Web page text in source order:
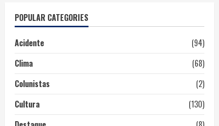
POPULAR CATEGORIES
Acidente
(94)
Clima
(68)
Colunistas
(2)
Cultura
(130)